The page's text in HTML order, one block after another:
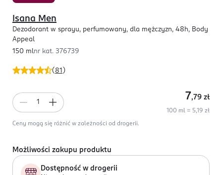
( 81 )
Isana Men
Dezodorant w sprayu, perfumowany, dla mężczyzn, 48h, Body
Appeal
150 mlnr kat. 376739
7,79 zł
100 ml = 5,19 zł
Ceny mogą się różnić w zależności od drogerii.
Możliwości zakupu produktu
Dostępność w drogerii